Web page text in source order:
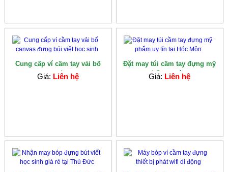
Cung cấp ví cầm tay vải bố
canvas đựng...
Giá: Liên hệ
Đặt may túi cầm tay đựng mỹ
phẩm uy tín...
Giá: Liên hệ